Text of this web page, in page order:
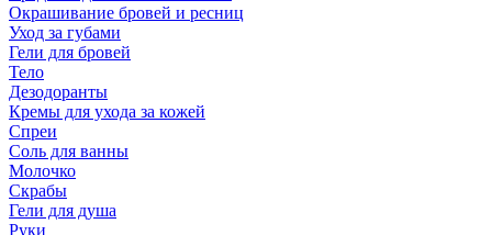
Окрашивание бровей и ресниц
Уход за губами
Гели для бровей
Тело
Дезодоранты
Кремы для ухода за кожей
Спреи
Соль для ванны
Молочко
Скрабы
Гели для душа
Руки